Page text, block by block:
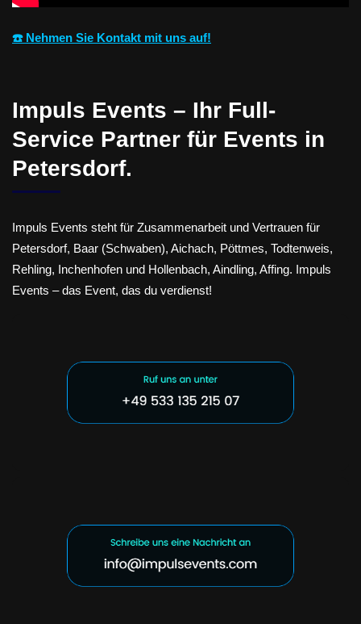
☎️ Nehmen Sie Kontakt mit uns auf!
Impuls Events – Ihr Full-
Service Partner für Events in
Petersdorf.
Impuls Events steht für Zusammenarbeit und Vertrauen für
Petersdorf, Baar (Schwaben), Aichach, Pöttmes, Todtenweis,
Rehling, Inchenhofen und Hollenbach, Aindling, Affing. Impuls
Events – das Event, das du verdienst!